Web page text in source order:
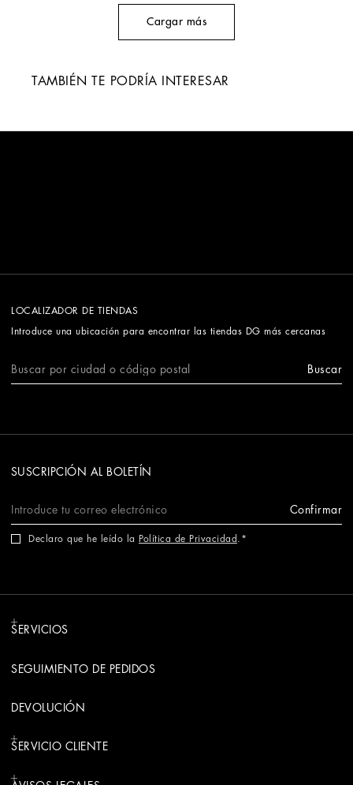
Cargar más
TAMBIÉN TE PODRÍA INTERESAR
LOCALIZADOR DE TIENDAS
Introduce una ubicación para encontrar las tiendas DG más cercanas
Buscar
SUSCRIPCIÓN AL BOLETÍN
Confirmar
Declaro que he leído la Política de Privacidad .
SERVICIOS
SEGUIMIENTO DE PEDIDOS
DEVOLUCIÓN
SERVICIO CLIENTE